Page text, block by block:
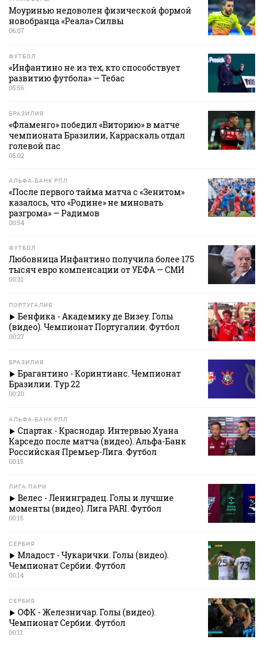
Моуринью недоволен физической формой
новобранца «Реала» Силвы
06:07
ФУТБОЛ
«Инфантино не из тех, кто способствует
развитию футбола» — Тебас
05:56
БРАЗИЛИЯ
«Фламенго» победил «Виторию» в матче
чемпионата Бразилии, Карраскаль отдал
голевой пас
05:02
АЛЬФА-БАНК РПЛ
«После первого тайма матча с «Зенитом»
казалось, что «Родине» не миновать
разгрома» — Радимов
00:54
ФУТБОЛ
Любовница Инфантино получила более 175
тысяч евро компенсации от УЕФА — СМИ
00:31
ПОРТУГАЛИЯ
Бенфика - Академику де Визеу. Голы
(видео). Чемпионат Португалии. Футбол
00:27
БРАЗИЛИЯ
Брагантино - Коринтианс. Чемпионат
Бразилии. Тур 22
00:20
АЛЬФА-БАНК РПЛ
Спартак - Краснодар. Интервью Хуана
Карседо после матча (видео). Альфа-Банк
Российская Премьер-Лига. Футбол
00:15
ЛИГА ПАРИ
Велес - Ленинградец. Голы и лучшие
моменты (видео). Лига PARI. Футбол
00:15
СЕРБИЯ
Младост - Чукарички. Голы (видео).
Чемпионат Сербии. Футбол
00:14
СЕРБИЯ
ОФК - Железничар. Голы (видео).
Чемпионат Сербии. Футбол
00:11